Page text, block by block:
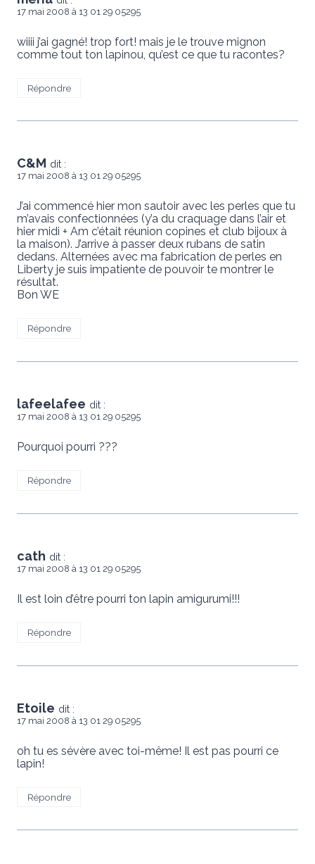
17 mai 2008 à 13 01 29 05295
wiiii j’ai gagné! trop fort! mais je le trouve mignon
comme tout ton lapinou, qu’est ce que tu racontes?
Répondre
C&M dit :
17 mai 2008 à 13 01 29 05295
J’ai commencé hier mon sautoir avec les perles que tu
m’avais confectionnées (y’a du craquage dans l’air et
hier midi + Am c’était réunion copines et club bijoux à
la maison). J’arrive à passer deux rubans de satin
dedans. Alternées avec ma fabrication de perles en
Liberty je suis impatiente de pouvoir te montrer le
résultat.
Bon WE
Répondre
lafeelafee dit :
17 mai 2008 à 13 01 29 05295
Pourquoi pourri ???
Répondre
cath dit :
17 mai 2008 à 13 01 29 05295
Il est loin d’être pourri ton lapin amigurumi!!!
Répondre
Etoile dit :
17 mai 2008 à 13 01 29 05295
oh tu es sévère avec toi-même! Il est pas pourri ce
lapin!
Répondre